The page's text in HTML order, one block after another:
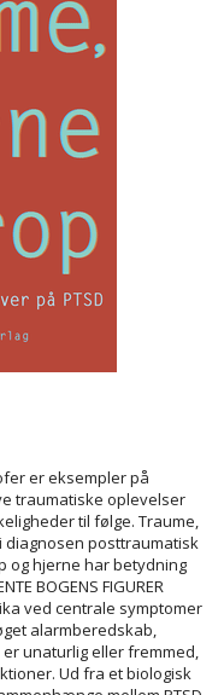
er eksempler på
traumatiske oplevelser
til følge. Traume,
diagnosen posttraumatisk
og hjerne har betydning
BOGENS FIGURER
ved centrale symptomer
alarmberedskab,
unaturlig eller fremmed,
Ud fra et biologisk